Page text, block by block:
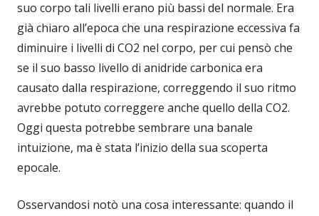
suo corpo tali livelli erano più bassi del normale. Era
già chiaro all’epoca che una respirazione eccessiva fa
diminuire i livelli di CO2 nel corpo, per cui pensò che
se il suo basso livello di anidride carbonica era
causato dalla respirazione, correggendo il suo ritmo
avrebbe potuto correggere anche quello della CO2.
Oggi questa potrebbe sembrare una banale
intuizione, ma è stata l’inizio della sua scoperta
epocale.
Osservandosi notò una cosa interessante: quando il